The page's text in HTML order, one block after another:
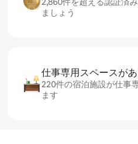
ましょう
仕事専用ス⁠ペ⁠ー⁠スが
220件の宿泊施設が仕事
ます